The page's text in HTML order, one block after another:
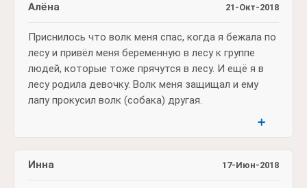
21-Окт-2018
Алёна
Приснилось что волк меня спас, когда я бежала по
лесу и привёл меня беременную в лесу к группе
людей, которые тоже прячутся в лесу. И ещё я в
лесу родила девочку. Волк меня защищал и ему
лапу прокусил волк (собака) другая.
➕
17-Июн-2018
Инна